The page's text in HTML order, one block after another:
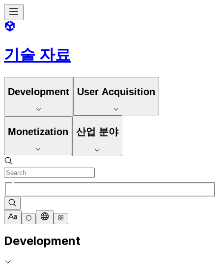
기술 자료
Development User Acquisition
Monetization 산업 분야
Development